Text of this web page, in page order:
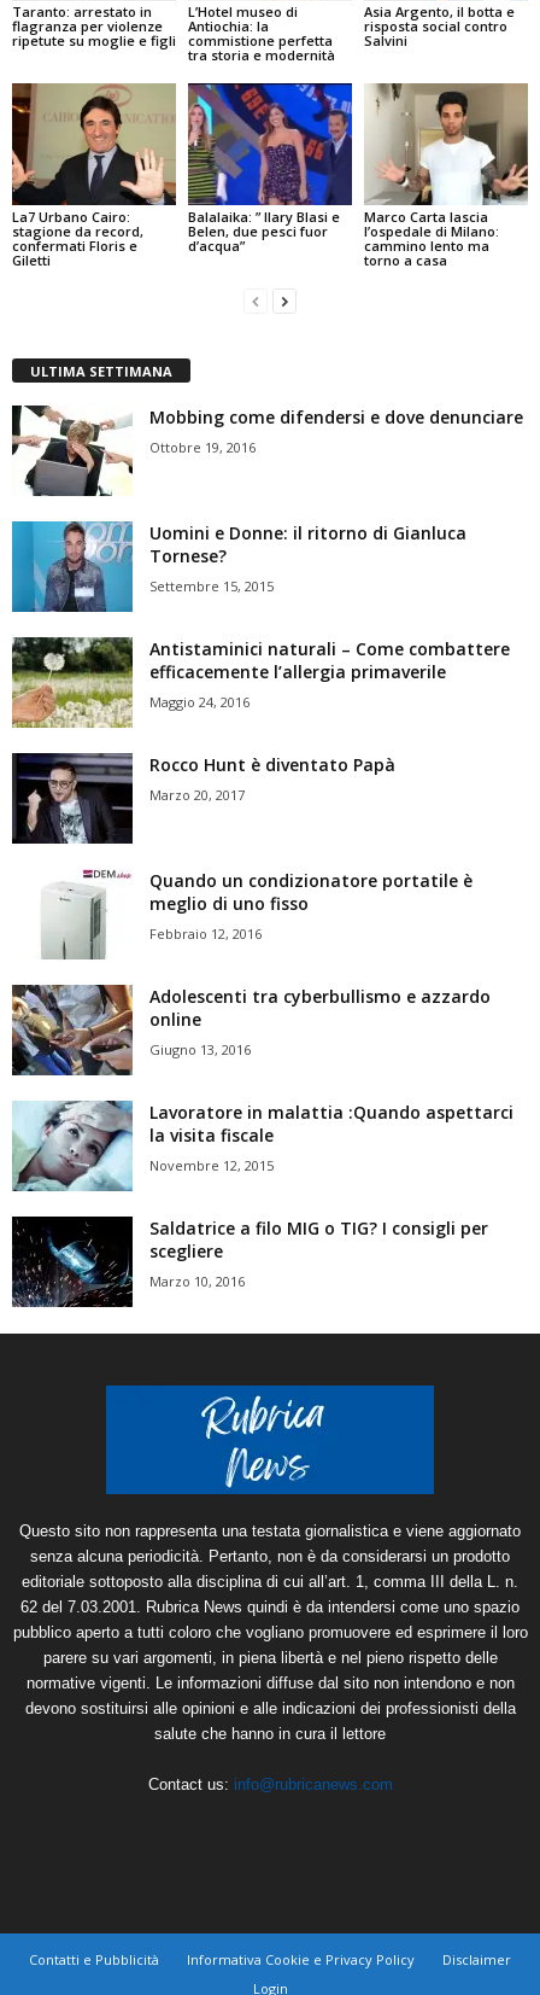
Taranto: arrestato in
flagranza per violenze
ripetute su moglie e figli
L’Hotel museo di
Antiochia: la
commistione perfetta
tra storia e modernità
Asia Argento, il botta e
risposta social contro
Salvini
La7 Urbano Cairo:
stagione da record,
confermati Floris e
Giletti
Balalaika: ” Ilary Blasi e
Belen, due pesci fuor
d’acqua”
Marco Carta lascia
l’ospedale di Milano:
cammino lento ma
torno a casa
ULTIMA SETTIMANA
Mobbing come difendersi e dove denunciare
Ottobre 19, 2016
Uomini e Donne: il ritorno di Gianluca
Tornese?
Settembre 15, 2015
Antistaminici naturali – Come combattere
efficacemente l’allergia primaverile
Maggio 24, 2016
Rocco Hunt è diventato Papà
Marzo 20, 2017
Quando un condizionatore portatile è
meglio di uno fisso
Febbraio 12, 2016
Adolescenti tra cyberbullismo e azzardo
online
Giugno 13, 2016
Lavoratore in malattia :Quando aspettarci
la visita fiscale
Novembre 12, 2015
Saldatrice a filo MIG o TIG? I consigli per
scegliere
Marzo 10, 2016
Questo sito non rappresenta una testata giornalistica e viene aggiornato
senza alcuna periodicità. Pertanto, non è da considerarsi un prodotto
editoriale sottoposto alla disciplina di cui all’art. 1, comma III della L. n.
62 del 7.03.2001. Rubrica News quindi è da intendersi come uno spazio
pubblico aperto a tutti coloro che vogliano promuovere ed esprimere il loro
parere su vari argomenti, in piena libertà e nel pieno rispetto delle
normative vigenti. Le informazioni diffuse dal sito non intendono e non
devono sostituirsi alle opinioni e alle indicazioni dei professionisti della
salute che hanno in cura il lettore
Contact us: info@rubricanews.com
Contatti e Pubblicità Informativa Cookie e Privacy Policy
Disclaimer
Login